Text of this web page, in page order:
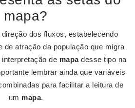
mapa?
direção dos fluxos, estabelecendo
de atração da população que migra
de mapadesse tipo na
lembrar ainda que variáveis
para facilitar a leitura de
um mapa.